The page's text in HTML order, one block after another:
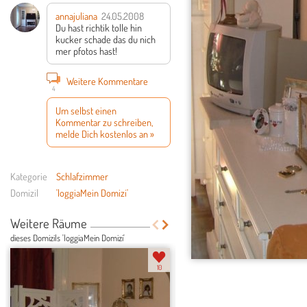
annajuliana 24.05.2008
Du hast richtik tolle hin
kucker schade das du nich
mer pfotos hast!
4
Weitere Kommentare
Um selbst einen
Kommentar zu schreiben,
melde Dich kostenlos an »
Kategorie
Schlafzimmer
Domizil
'loggiaMein Domizi'
Weitere Räume
dieses Domizils 'loggiaMein Domizi'
10